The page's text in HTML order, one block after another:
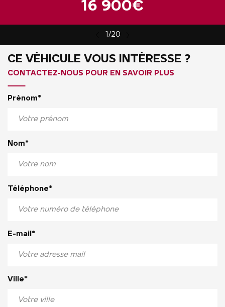
1/20
16 900€
CE VÉHICULE VOUS INTÉRESSE ?
CONTACTEZ-NOUS POUR EN SAVOIR PLUS
Prénom*
Nom*
Téléphone*
E-mail*
Ville*